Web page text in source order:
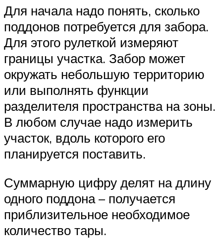
Для начала надо понять, сколько
поддонов потребуется для забора.
Для этого рулеткой измеряют
границы участка. Забор может
окружать небольшую территорию
или выполнять функции
разделителя пространства на зоны.
В любом случае надо измерить
участок, вдоль которого его
планируется поставить.
Суммарную цифру делят на длину
одного поддона – получается
приблизительное необходимое
количество тары.